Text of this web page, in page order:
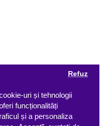
uri și tehnologii
funcționalități
și a personaliza
Refuz